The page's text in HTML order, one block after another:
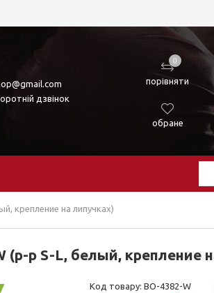
дзвінок
0
порівняти
обране
крепление на липучках)
р S-L, белый, крепление
Код товару: BO-4382-W